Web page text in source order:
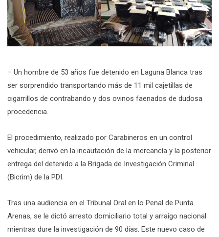
– Un hombre de 53 años fue detenido en Laguna Blanca tras
ser sorprendido transportando más de 11 mil cajetillas de
cigarrillos de contrabando y dos ovinos faenados de dudosa
procedencia.
El procedimiento, realizado por Carabineros en un control
vehicular, derivó en la incautación de la mercancía y la posterior
entrega del detenido a la Brigada de Investigación Criminal
(Bicrim) de la PDI.
Tras una audiencia en el Tribunal Oral en lo Penal de Punta
Arenas, se le dictó arresto domiciliario total y arraigo nacional
mientras dure la investigación de 90 días. Este nuevo caso de